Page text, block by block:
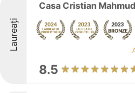
Laureați
Casa Cristian
8.5